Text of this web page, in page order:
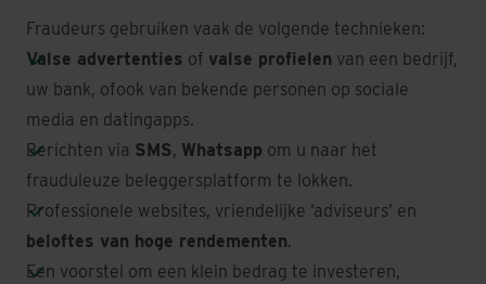
Fraudeurs gebruiken vaak de volgende technieken:
Valse advertenties of valse profielen van een bedrijf,
uw bank, ofook van bekende personen op sociale
media en datingapps.
Berichten via SMS, Whatsapp om u naar het
frauduleuze beleggersplatform te lokken.
Professionele websites, vriendelijke ‘adviseurs’ en
beloftes van hoge rendementen.
Een voorstel om een klein bedrag te investeren,